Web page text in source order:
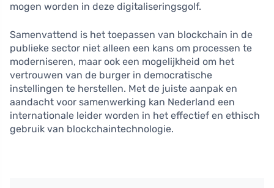
mogen worden in deze digitaliseringsgolf.
Samenvattend is het toepassen van blockchain in de
publieke sector niet alleen een kans om processen te
moderniseren, maar ook een mogelijkheid om het
vertrouwen van de burger in democratische
instellingen te herstellen. Met de juiste aanpak en
aandacht voor samenwerking kan Nederland een
internationale leider worden in het effectief en ethisch
gebruik van blockchaintechnologie.